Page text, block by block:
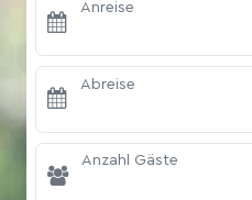
Anreise
Abreise
Anzahl Gäste